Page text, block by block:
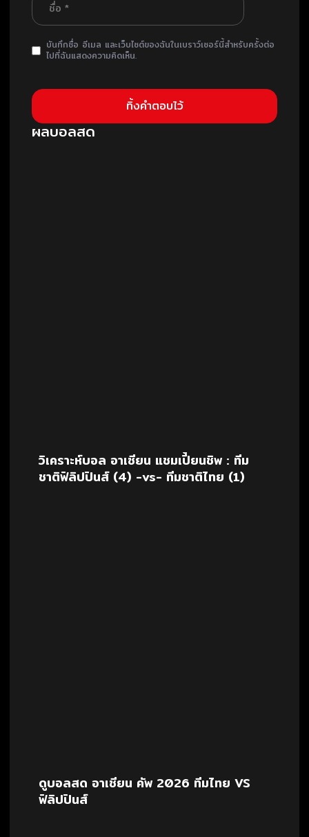
บันทึกชื่อ อีเมล และเว็บไซต์ของฉันในเบราว์เซอร์นี้สำหรับครั้งต่อ
ไปที่ฉันแสดงความคิดเห็น.
ผลบอลสด
วิเคราะห์บอล อาเซียน แชมเปี้ยนชิพ : ทีม
ชาติฟิลิปปินส์ (4) -vs- ทีมชาติไทย (1)
ดูบอลสด อาเซียน คัพ 2026 ทีมไทย VS
ฟิลิปปินส์